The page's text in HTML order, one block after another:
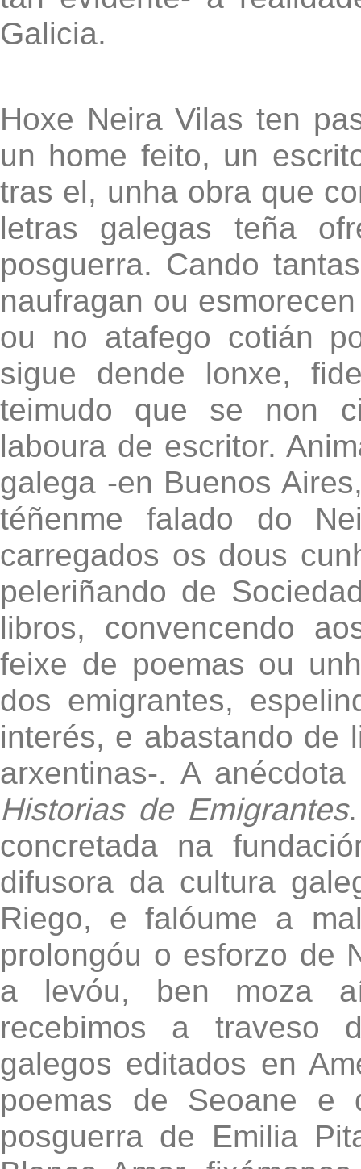
Galicia.
Hoxe Neira Vilas ten
un home feito, un
tras el, unha obra que
letras galegas teña
posguerra. Cando
naufragan ou
ou no atafego cotián
sigue dende lonxe,
teimudo que se non
laboura de escritor.
galega -en Buenos
téñenme falado do
carregados os dous
peleriñando de
libros, convencendo
feixe de poemas ou
dos emigrantes,
interés, e abastando de
arxentinas-. A
Historias de Emigrantes
concretada na
difusora da cultura
Riego, e falóume a
prolongóu o esforzo de
a levóu, ben moza
recebimos a traveso
galegos editados en
poemas de Seoane e
posguerra de Emilia